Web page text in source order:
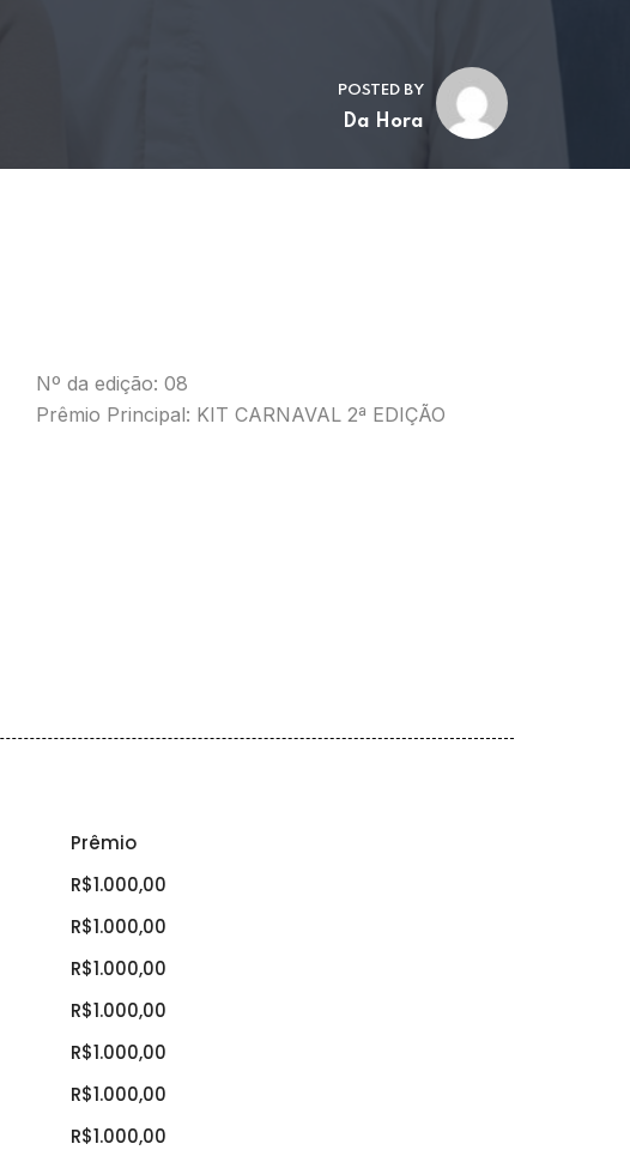
POSTED BY
Da Hora
Nº da edição: 08
Prêmio Principal: KIT CARNAVAL 2ª EDIÇÃO
Prêmio
R$1.000,00
R$1.000,00
R$1.000,00
R$1.000,00
R$1.000,00
R$1.000,00
R$1.000,00